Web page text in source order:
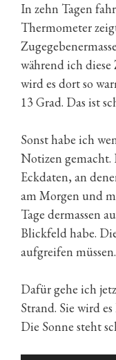
In zehn Tagen
Thermometer
während ich
wird es dort so
13 Grad. Das ist
Sonst habe ich
Notizen gemacht.
Eckdaten, an
am Morgen und
Tage dermassen
Blickfeld habe.
aufgreifen müssen.
Dafür gehe ich
Strand. Sie wird
Die Sonne steht